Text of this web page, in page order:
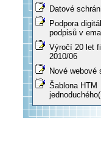
Datové
Podpora
podpisů v
Výročí 20 let
2010/06
Nové webové
Šablona HTM